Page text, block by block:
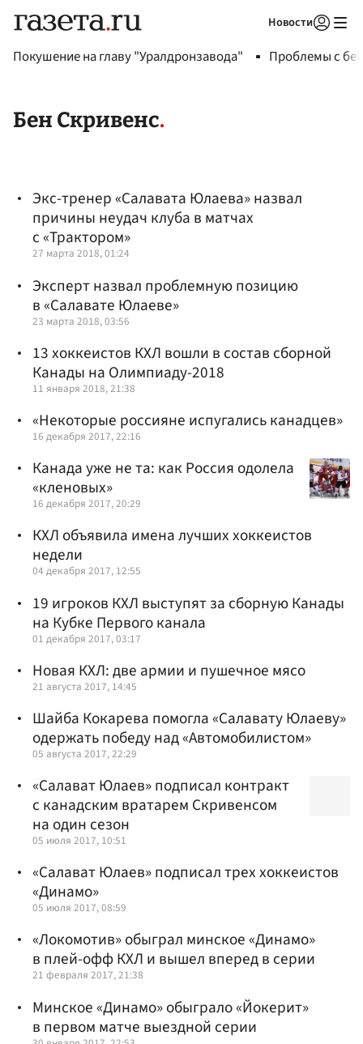
Новости
Покушение на главу "Уралдронзавода" Проблемы с
Бен Скривенс
Экс-тренер «Салавата Юлаева» назвал
причины неудач клуба в матчах
с «Трактором»
27 марта 2018, 01:24
Эксперт назвал проблемную позицию
в «Салавате Юлаеве»
23 марта 2018, 03:56
13 хоккеистов КХЛ вошли в состав сборной
Канады на Олимпиаду-2018
11 января 2018, 21:38
«Некоторые россияне испугались канадцев»
16 декабря 2017, 22:16
Канада уже не та: как Россия одолела
«кленовых»
16 декабря 2017, 20:29
КХЛ объявила имена лучших хоккеистов
недели
04 декабря 2017, 12:55
19 игроков КХЛ выступят за сборную Канады
на Кубке Первого канала
01 декабря 2017, 03:17
Новая КХЛ: две армии и пушечное мясо
21 августа 2017, 14:45
Шайба Кокарева помогла «Салавату Юлаеву»
одержать победу над «Автомобилистом»
05 августа 2017, 22:29
«Салават Юлаев» подписал контракт
с канадским вратарем Скривенсом
на один сезон
05 июля 2017, 10:51
«Салават Юлаев» подписал трех хоккеистов
«Динамо»
05 июля 2017, 08:59
«Локомотив» обыграл минское «Динамо»
в плей-офф КХЛ и вышел вперед в серии
21 февраля 2017, 21:38
Минское «Динамо» обыграло «Йокерит»
в первом матче выездной серии‍